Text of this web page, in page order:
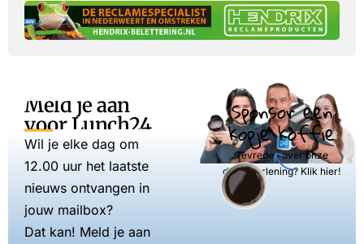
Meld je aan
voor Lunch24
Wil je elke dag om
12.00 uur het laatste
nieuws ontvangen in
jouw mailbox?
Dat kan! Meld je aan
Sponsor een
kopje koffie
Tevreden over onze
dienstverlening? Klik hier!